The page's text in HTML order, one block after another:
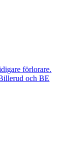
förlorare.
och BE